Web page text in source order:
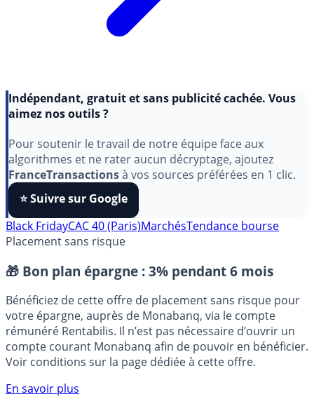
aimez nos outils ?
Pour soutenir le travail de notre équipe face aux
algorithmes et ne rater aucun décryptage, ajoutez
FranceTransactionsà vos sources préférées en 1 clic.
⭐️ Suivre sur Google
Placement sans risque
🎁 Bon plan épargne : 3% pendant 6 mois
Bénéficiez de cette offre de placement sans risque pour
votre épargne, auprès de Monabanq, via le compte
rémunéré Rentabilis. Il n’est pas nécessaire d’ouvrir un
Voir conditions sur la page dédiée à cette offre.